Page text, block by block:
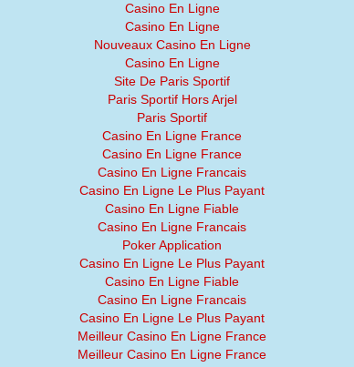
Casino En Ligne
Casino En Ligne
Nouveaux Casino En Ligne
Casino En Ligne
Site De Paris Sportif
Paris Sportif Hors Arjel
Paris Sportif
Casino En Ligne France
Casino En Ligne France
Casino En Ligne Francais
Casino En Ligne Le Plus Payant
Casino En Ligne Fiable
Casino En Ligne Francais
Poker Application
Casino En Ligne Le Plus Payant
Casino En Ligne Fiable
Casino En Ligne Francais
Casino En Ligne Le Plus Payant
Meilleur Casino En Ligne France
Meilleur Casino En Ligne France